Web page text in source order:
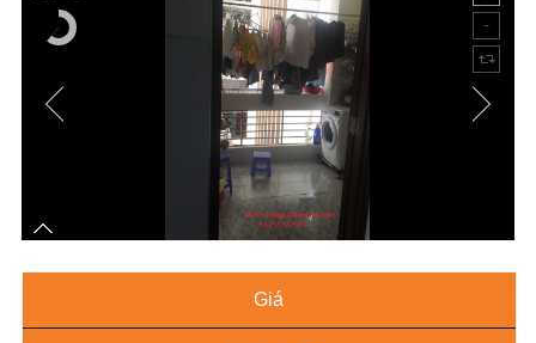
Giá